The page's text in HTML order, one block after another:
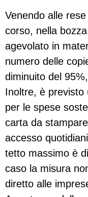
Venendo alle
corso, nella
agevolato in
numero delle
diminuito del
Inoltre, è previsto
per le spese
carta da
accesso
tetto massimo è
caso la misura
diretto alle